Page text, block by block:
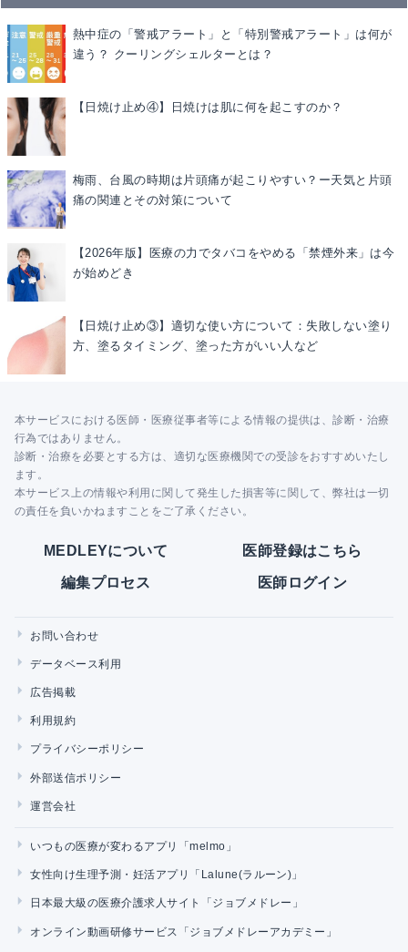
熱中症の「警戒アラート」と「特別警戒アラート」は何が
違う？ クーリングシェルターとは？
【日焼け止め④】日焼けは肌に何を起こすのか？
梅雨、台風の時期は片頭痛が起こりやすい？ー天気と片頭
痛の関連とその対策について
【2026年版】医療の力でタバコをやめる「禁煙外来」は今
が始めどき
【日焼け止め③】適切な使い方について：失敗しない塗り
方、塗るタイミング、塗った方がいい人など
本サービスにおける医師・医療従事者等による情報の提供は、診断・治療
行為ではありません。
診断・治療を必要とする方は、適切な医療機関での受診をおすすめいたし
ます。
本サービス上の情報や利用に関して発生した損害等に関して、弊社は一切
の責任を負いかねますことをご了承ください。
MEDLEYについて 医師登録はこちら
編集プロセス 医師ログイン
お問い合わせ
データベース利用
広告掲載
利用規約
プライバシーポリシー
外部送信ポリシー
運営会社
いつもの医療が変わるアプリ「melmo」
女性向け生理予測・妊活アプリ「Lalune(ラルーン)」
日本最大級の医療介護求人サイト「ジョブメドレー」
オンライン動画研修サービス「ジョブメドレーアカデミー」